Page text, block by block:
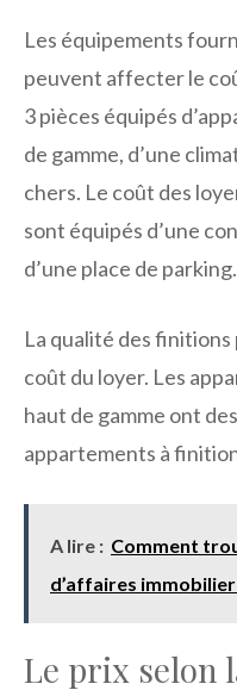
Les équipements
peuvent affecter le
3 pièces équipés
de gamme, d’une
chers. Le coût des
sont équipés d’une
d’une place de parking.
La qualité des
coût du loyer. Les
haut de gamme ont
appartements à
A lire : Comment
d’affaires immobilier
Le prix selon